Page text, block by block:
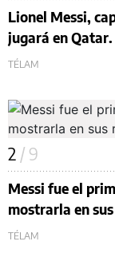
Lionel Messi,
jugará en Qatar.
TÉLAM
2 / 9
Messi fue el
mostrarla en
TÉLAM